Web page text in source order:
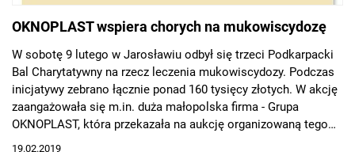
OKNOPLAST wspiera chorych na mukowiscydozę
W sobotę 9 lutego w Jarosławiu odbył się trzeci Podkarpacki
Bal Charytatywny na rzecz leczenia mukowiscydozy. Podczas
inicjatywy zebrano łącznie ponad 160 tysięcy złotych. W akcję
zaangażowała się m.in. duża małopolska firma - Grupa
OKNOPLAST, która przekazała na aukcję organizowaną tego
wieczoru oryginalny rysunek Andrzeja Mleczki pt. "Kawa".
19.02.2019